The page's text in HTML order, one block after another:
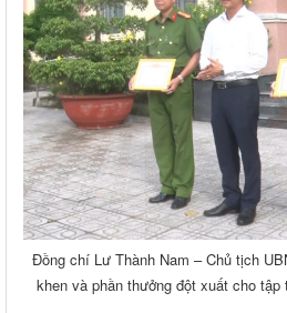
Đồng chí Lư Thành Nam – Chủ tịch
khen và phần thưởng đột xuất cho tập